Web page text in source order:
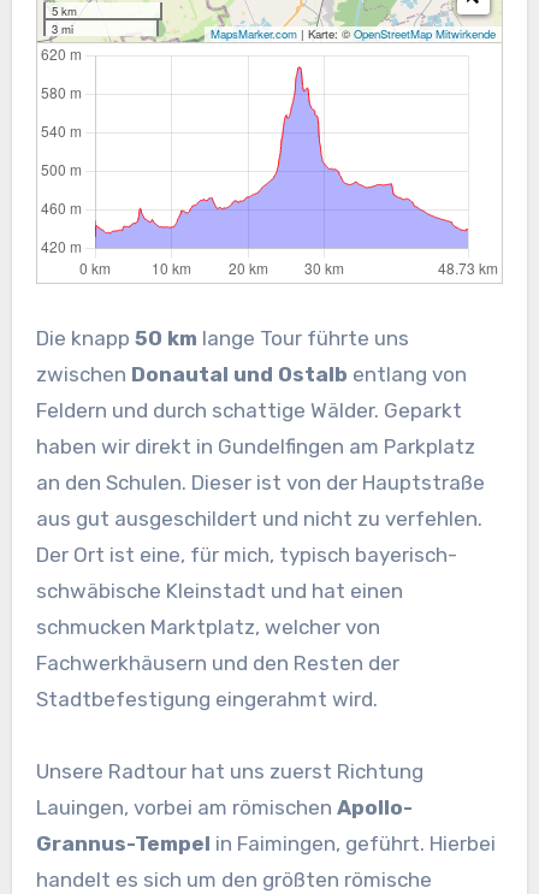
5 km
3 mi
MapsMarker.com | Karte: ©OpenStreetMap Mitwirkende
Die knapp 50 km lange Tour führte uns
zwischen Donautal und Ostalb entlang von
Feldern und durch schattige Wälder. Geparkt
haben wir direkt in Gundelfingen am Parkplatz
an den Schulen. Dieser ist von der Hauptstraße
aus gut ausgeschildert und nicht zu verfehlen.
Der Ort ist eine, für mich, typisch bayerisch-
schwäbische Kleinstadt und hat einen
schmucken Marktplatz, welcher von
Fachwerkhäusern und den Resten der
Stadtbefestigung eingerahmt wird.
Unsere Radtour hat uns zuerst Richtung
Lauingen, vorbei am römischen Apollo-
Grannus-Tempel in Faimingen, geführt. Hierbei
handelt es sich um den größten römische